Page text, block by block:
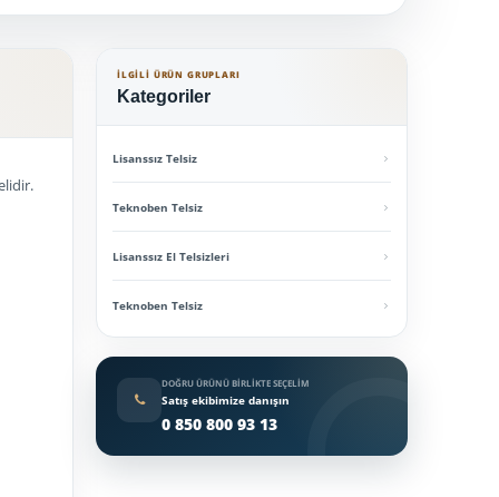
İLGILI ÜRÜN GRUPLARI
Kategoriler
Lisanssız Telsiz
Teknoben Telsiz
Lisanssız El Telsizleri
Teknoben Telsiz
DOĞRU ÜRÜNÜ BIRLIKTE SEÇELIM
Satış ekibimize danışın
0 850 800 93 13